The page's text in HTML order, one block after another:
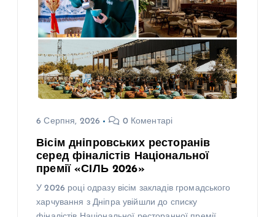
6 Серпня, 2026 0 Коментарі
Вісім дніпровських ресторанів
серед фіналістів Національної
премії «СІЛЬ 2026»
У 2026 році одразу вісім закладів громадського
харчування з Дніпра увійшли до списку